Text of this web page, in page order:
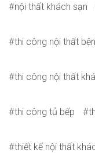
nội thất khách sạn
thi công nội thất
thi công nội thất
thi công tủ bếp
thiết kế nội thất